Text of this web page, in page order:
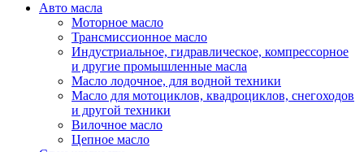
Авто масла
Моторное масло
Трансмиссионное масло
Индустриальное, гидравлическое, компрессорное
и другие промышленные масла
Масло лодочное, для водной техники
Масло для мотоциклов, квадроциклов, снегоходов
и другой техники
Вилочное масло
Цепное масло